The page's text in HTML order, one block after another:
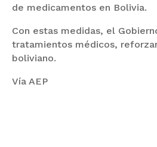
de medicamentos en Bolivia.
Con estas medidas, el
tratamientos médicos,
boliviano.
Vía AEP